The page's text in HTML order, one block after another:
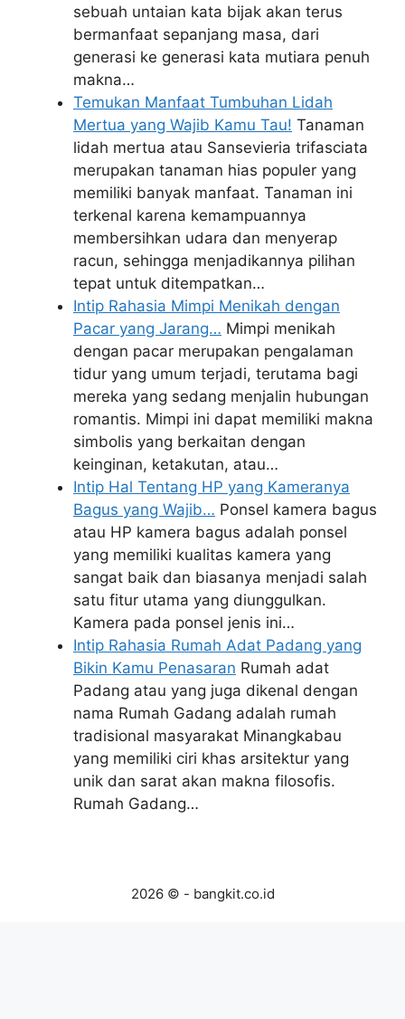
sebuah untaian kata bijak akan terus
bermanfaat sepanjang masa, dari
generasi ke generasi kata mutiara penuh
makna…
Temukan Manfaat Tumbuhan Lidah
Mertua yang Wajib Kamu Tau! Tanaman
lidah mertua atau Sansevieria trifasciata
merupakan tanaman hias populer yang
memiliki banyak manfaat. Tanaman ini
terkenal karena kemampuannya
membersihkan udara dan menyerap
racun, sehingga menjadikannya pilihan
tepat untuk ditempatkan…
Intip Rahasia Mimpi Menikah dengan
Pacar yang Jarang… Mimpi menikah
dengan pacar merupakan pengalaman
tidur yang umum terjadi, terutama bagi
mereka yang sedang menjalin hubungan
romantis. Mimpi ini dapat memiliki makna
simbolis yang berkaitan dengan
keinginan, ketakutan, atau…
Intip Hal Tentang HP yang Kameranya
Bagus yang Wajib… Ponsel kamera bagus
atau HP kamera bagus adalah ponsel
yang memiliki kualitas kamera yang
sangat baik dan biasanya menjadi salah
satu fitur utama yang diunggulkan.
Kamera pada ponsel jenis ini…
Intip Rahasia Rumah Adat Padang yang
Bikin Kamu Penasaran Rumah adat
Padang atau yang juga dikenal dengan
nama Rumah Gadang adalah rumah
tradisional masyarakat Minangkabau
yang memiliki ciri khas arsitektur yang
unik dan sarat akan makna filosofis.
Rumah Gadang…
2026 © - bangkit.co.id